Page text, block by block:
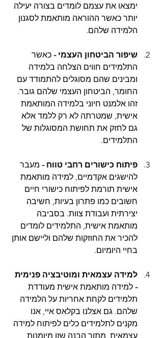
ימצאו את עצמם לומדים בצורה יעילה
יותר כאשר ההוראה מותאמת לסגנון
הלמידה שלהם.
שיפור הביטחון העצמי - כאשר
התלמידים חווים הצלחה בלמידה
ומבינים שהם מסוגלים להתמודד עם
החומר, הביטחון העצמי שלהם גובר.
זהו אלמנט חיוני בלמידה המותאמת
אישית, שמטרתה לא רק ללמד אלא
גם לחזק את תחושת המסוגלות של
התלמידים.
פיתוח כישורים רחבי טווח - מעבר
להישגים אקדמיים, למידה מותאמת
אישית תורמת לפיתוח כישורי חיים
חשובים כמו פתרון בעיות, חשיבה
יצירתית ועבודת צוות. בסביבה
מותאמת אישית, התלמידים לומדים
להכיר את החוזקות שלהם וליישם אותן
בחיי היומיום.
למידה עצמאית ומוטיבציה פנימית
- למידה מותאמת אישית מעודדת
תלמידים לקחת אחריות על הלמידה
שלהם. גם אצלנו בקלאס איי, אנו
מקנים לתלמידים כלים לפיתוח למידה
עצמאית, מתוך הבנה שזו מיומנות